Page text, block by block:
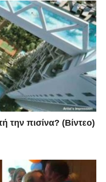
την πισίνα? (Βίντεο)